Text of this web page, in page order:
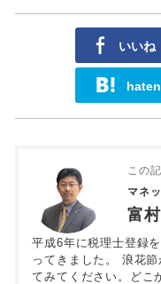
いいね
この
マネ
富
平成6年に税理士登録
ってきました。 浪花
てみてください。どこ